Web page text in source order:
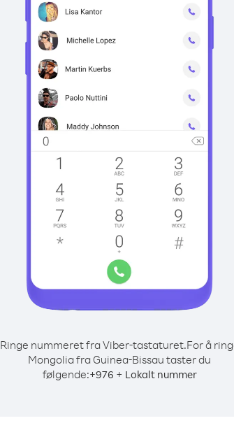
Ringe nummeret fra Viber-tastaturet.For å
Mongolia fra Guinea-Bissau taster du
følgende:+976 + Lokalt nummer